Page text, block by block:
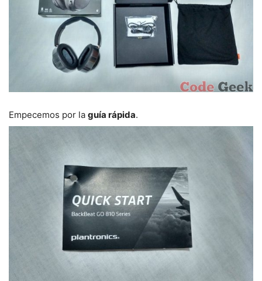
Empecemos por la guía rápida.